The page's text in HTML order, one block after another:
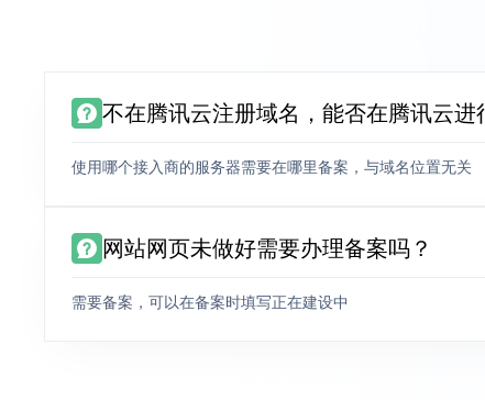
不在腾讯云注册域名，能否在腾讯云进
使用哪个接入商的服务器需要在哪里备案，与域名位置无关
网站网页未做好需要办理备案吗？
需要备案，可以在备案时填写正在建设中